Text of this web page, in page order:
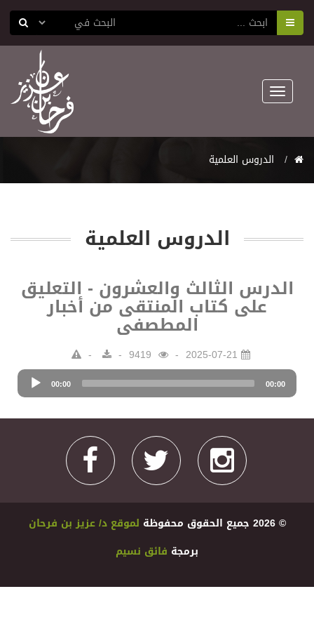
Toggle
navigation
اﻟﺪﺭﻭﺱ اﻟﻌﻠﻤﻴﺔ
اﻟﺪﺭﻭﺱ اﻟﻌﻠﻤﻴﺔ
الدرس الثالث والعشرون - التعليق
على كتاب المنتقى من أخبار
المطصفى
2025-07-21
Audio
Player
00:00 00:00
© 2026 ﺟﻤﻴﻊ اﻟﺤﻘﻮﻕ ﻣﺤﻔﻮﻇﺔ
ﻟﻤﻮﻗﻊ ﺩ/ ﻋﺰﻳﺰ ﺑﻦ ﻓﺮﺣﺎﻥ
ﺑﺮﻣﺠﺔ ﻓﺎﺋﻖ ﻧﺴﻴﻢ